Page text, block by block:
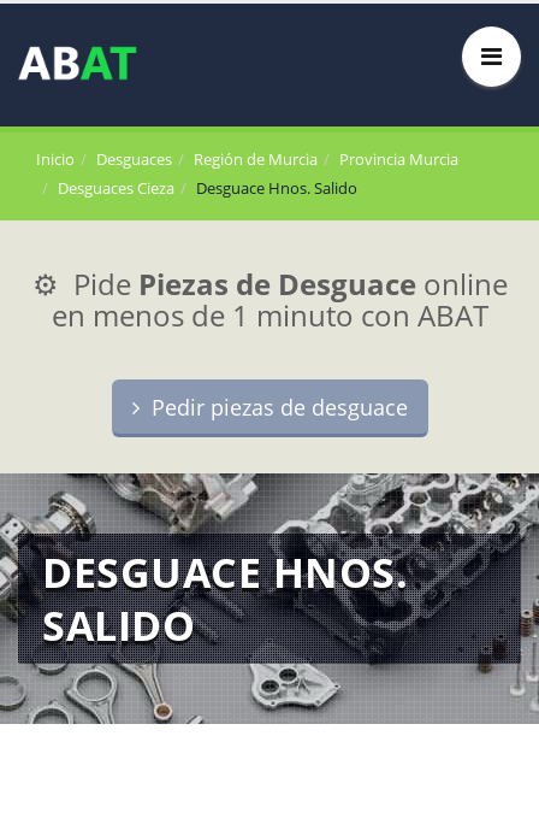
Inicio Desguaces Región de Murcia
Provincia Murcia
Desguaces Cieza
Desguace Hnos. Salido
⚙️ Pide Piezas de Desguace online
en menos de 1 minuto con ABAT
Pedir piezas de desguace
DESGUACE HNOS.
SALIDO